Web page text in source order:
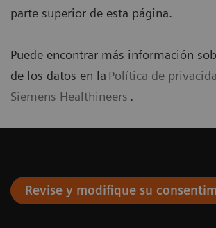
parte superior de esta página.
Puede encontrar más información
de los datos en la Política de
Siemens Healthineers .
Revise y modifique su